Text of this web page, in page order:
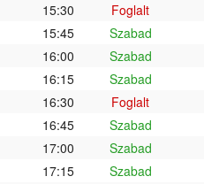
15:30
Foglalt
15:45
Szabad
16:00
Szabad
16:15
Szabad
16:30
Foglalt
16:45
Szabad
17:00
Szabad
17:15
Szabad